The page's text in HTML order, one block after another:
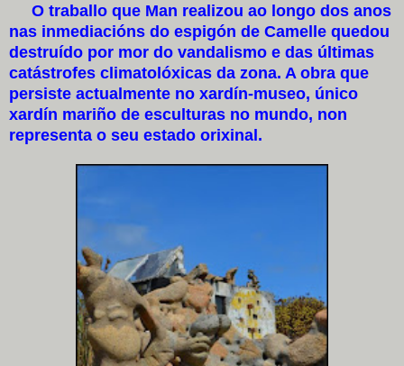
O traballo que Man realizou ao longo dos anos
nas inmediacións do espigón de Camelle quedou
destruído por mor do vandalismo e das últimas
catástrofes climatolóxicas da zona. A obra que
persiste actualmente no xardín-museo, único
xardín mariño de esculturas no mundo, non
representa o seu estado orixinal.